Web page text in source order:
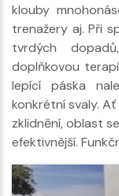
klouby
trenažery aj. Při
tvrdých
doplňkovou
lepící páska
konkrétní svaly.
zklidnění, oblast
efektivnější.